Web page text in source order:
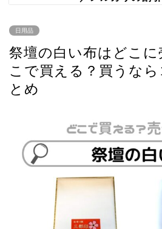
日用品
祭壇の白い布はどこ
こで買える？買うなら
とめ